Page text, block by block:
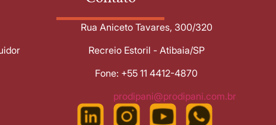
Rua Aniceto Tavares, 300/320
Recreio Estoril - Atibaia/SP
Fone: +55 11 4412-4870
prodipani@prodipani.com.br